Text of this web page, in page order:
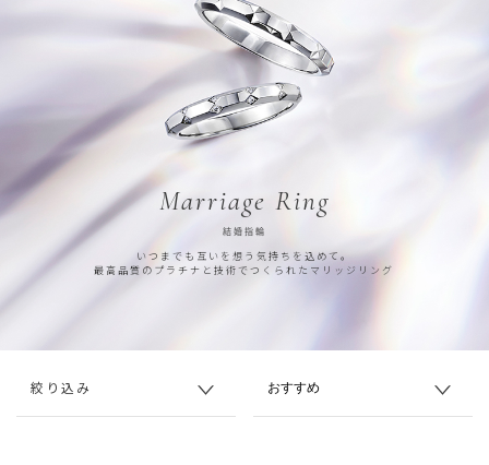
Marriage Ring
結婚指輪
いつまでも互いを想う気持ちを込めて。
最高品質のプラチナと技術でつくられたマリッジリング
絞り込み